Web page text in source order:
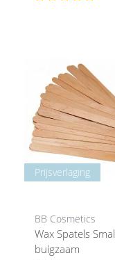
Prijsverlaging
BB Cosmetics
Wax Spatels Smal
buigzaam